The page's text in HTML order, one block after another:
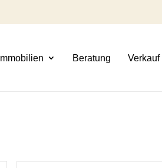
Immobilien Beratung Verkauf